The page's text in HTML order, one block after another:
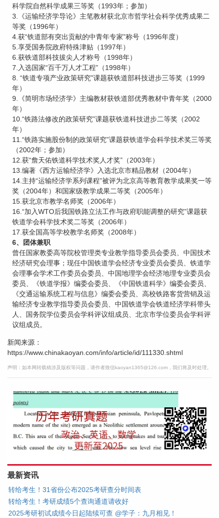
科学院自然科学成果三等奖（1993年；参加）
3.《运输经济学导论》主笔教材获北京市哲学社会科学优秀成果二
等奖（1996年）
4.获“铁道部有突出贡献的中青年专家”称号（1996年度）
5.享受国务院政府特殊津贴（1997年）
6.获铁道部科技拔尖人才称号（1998年）
7.入选国家“百千万人才工程”（1998年）
8. “铁道专项产业政策研究”课题获铁道部科技进步三等奖（1999
年）
9.《简明市场经济学》主编教材获铁道部优秀教材中青年奖（2000
年）
10.“铁路法修改的政策研究”课题获铁道科技进步二等奖（2002
年）
11.“铁路实施股份制的政策研究”课题获铁道学会科学技术奖三等奖
（2002年；参加）
12.获“詹天佑铁道科学技术奖人才奖”（2003年）
13.编著《西方运输经济学》入选北京市精品教材（2004年）
14.主持“运输经济学系列课程”被评为北京高等教育教学成果奖一等
奖（2004年）和国家级教学成果二等奖（2005年）
15.获北京市教学名师奖（2006年）
16.“加入WTO后我国铁路立法工作与政府职能调整的研究”课题获
铁道学会科学技术奖二等奖（2006年）
17.获全国高等学校教学名师奖（2008年）
6、团体兼职
曾任国家教委高等院校管理类专业教学指导委员会委员、中国技术
经济研究会理事；现任中国铁道学会经济专业委员会委员、铁道学
会理事会学术工作委员会委员、中国地理学会经济地理专业委员会
委员、《铁道学报》编委会委员、《中国铁道科学》编委会委员、
《交通运输系统工程与信息》编委会委员、高校铁路客货营销及运
输经济专业教学指导委员会委员、中国铁道学会铁道经济学科带头
人、国务院学位委员会学科评议组成员、北京市学位委员会学科评
议组成员。
新闻来源：
https://www.chinakaoyan.com/info/article/id/111330.shtml
声明：如本网转载稿涉及版权等问题，请作者致信kaoyan1365@126.com，我们将及时处理。
最新资讯
转给考生！31省份公布2025考研查分时间表
转给考生！考研成绩5个查询通道请收好
2025考研初试成绩今日起陆续可查 @学子：九月相见！